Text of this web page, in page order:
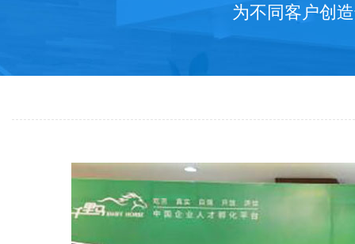
为不同客户创